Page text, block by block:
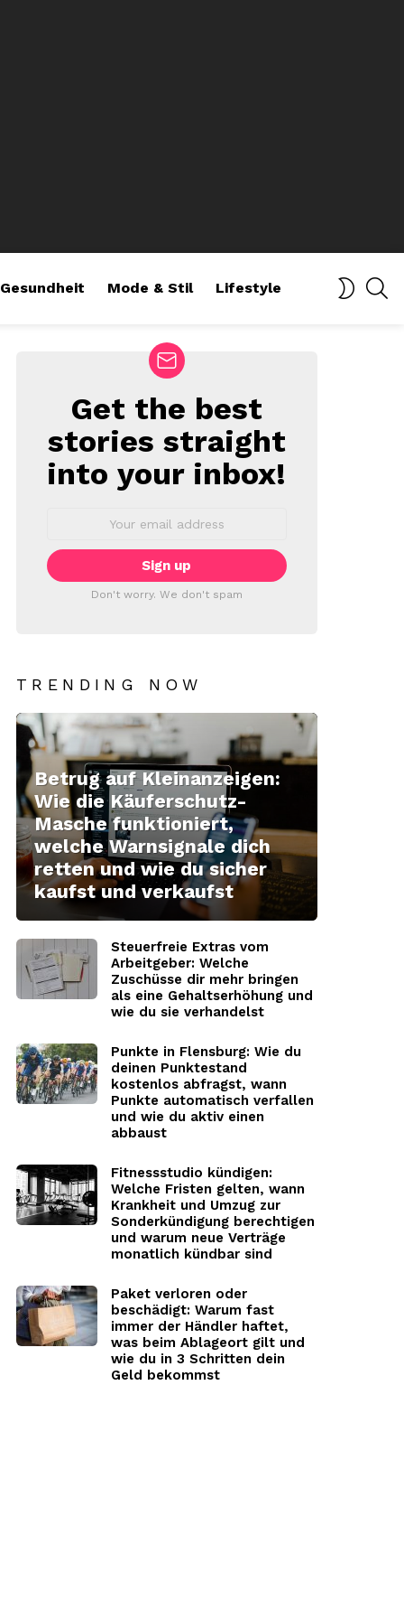
Gesundheit Mode & Stil Lifestyle
SWITCH
NEWSLETTER
Get the best
stories straight
into your inbox!
Don't worry. We don't spam
TRENDING NOW
Betrug auf Kleinanzeigen:
Wie die Käuferschutz-
Masche funktioniert,
welche Warnsignale dich
retten und wie du sicher
kaufst und verkaufst
Steuerfreie Extras vom
Arbeitgeber: Welche
Zuschüsse dir mehr bringen
als eine Gehaltserhöhung und
wie du sie verhandelst
Punkte in Flensburg: Wie du
deinen Punktestand
kostenlos abfragst, wann
Punkte automatisch verfallen
und wie du aktiv einen
abbaust
Fitnessstudio kündigen:
Welche Fristen gelten, wann
Krankheit und Umzug zur
Sonderkündigung berechtigen
und warum neue Verträge
monatlich kündbar sind
Paket verloren oder
beschädigt: Warum fast
immer der Händler haftet,
was beim Ablageort gilt und
wie du in 3 Schritten dein
Geld bekommst